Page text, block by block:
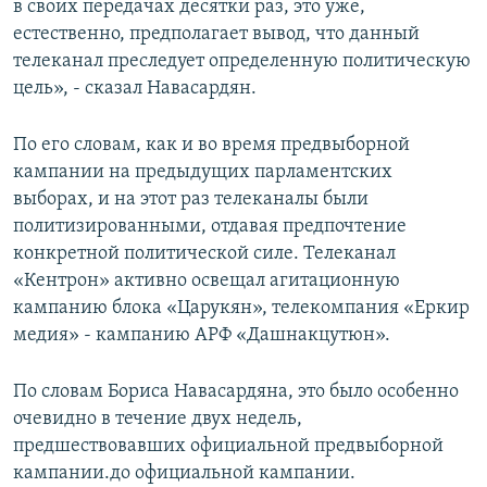
в своих передачах десятки раз, это уже,
естественно, предполагает вывод, что данный
телеканал преследует определенную политическую
цель», - сказал Навасардян.
По его словам, как и во время предвыборной
кампании на предыдущих парламентских
выборах, и на этот раз телеканалы были
политизированными, отдавая предпочтение
конкретной политической силе. Телеканал
«Кентрон» активно освещал агитационную
кампанию блока «Царукян», телекомпания «Еркир
медия» - кампанию АРФ «Дашнакцутюн».
По словам Бориса Навасардяна, это было особенно
очевидно в течение двух недель,
предшествовавших официальной предвыборной
кампании.до официальной кампании.